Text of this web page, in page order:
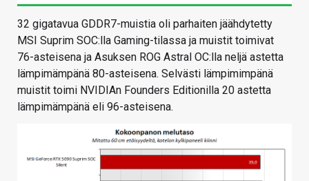
32 gigatavua GDDR7-muistia oli parhaiten jäähdytetty
MSI Suprim SOC:lla Gaming-tilassa ja muistit toimivat
76-asteisena ja Asuksen ROG Astral OC:lla neljä astetta
lämpimämpänä 80-asteisena. Selvästi lämpimimpänä
muistit toimi NVIDIAn Founders Editionilla 20 astetta
lämpimämpänä eli 96-asteisena.